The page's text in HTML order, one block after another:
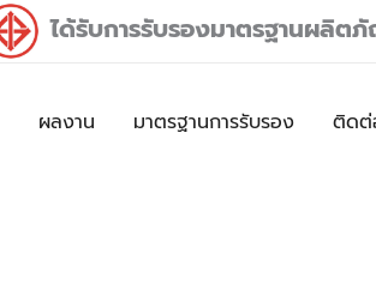
ได้รับการรับรองมาตรฐานผลิ
ผลงาน มาตรฐานการรับรอง ติดต่